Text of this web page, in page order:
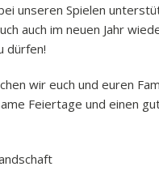
unseren Spielen
auch im neuen Jahr
dürfen!
wir euch und euren
Feiertage und einen